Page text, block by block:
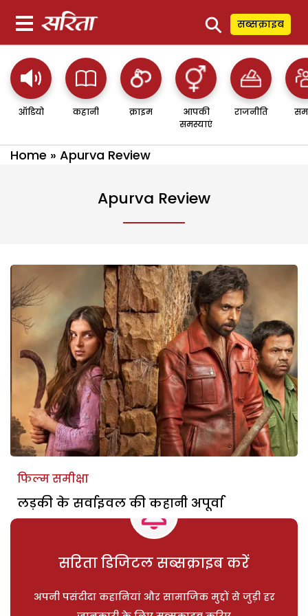
⚲ सब्सक्राइब
ऑडियो कहानी क्राइम
आपकी
समस्याएं
राजनीति
Home » Apurva Review
Apurva Review
फिल्म समीक्षा
लड़की के सर्वाइवल की कहानी अपूर्वा
सरिता डिजिटल सब्सक्राइब करें
अपनी पसंदीदा कहानियां और सामाजिक मुद्दों से जुड़ी हर